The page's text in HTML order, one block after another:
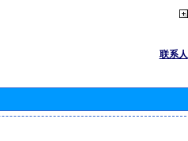
联系人